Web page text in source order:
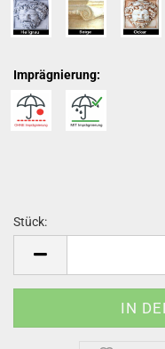
Imprägnierung:
Stück: